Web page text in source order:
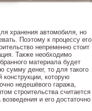
хранения автомобиля, но
Поэтому к процессу его
непременно стоит
Также необходимо
материала будет
сумму денег, то для такого
которую
недешёвого гаража,
строительства считается
и его достаточно